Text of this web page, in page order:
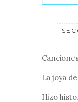
La joya
Hizo